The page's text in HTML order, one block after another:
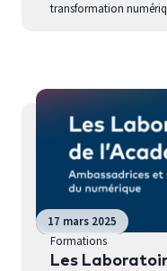
transformation
17 mars 2025
Formations
Les